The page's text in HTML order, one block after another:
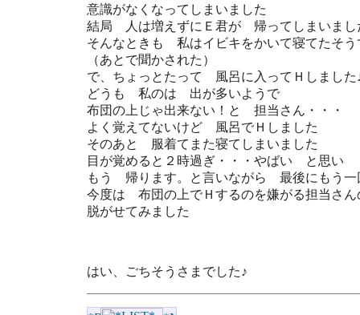
意識がなくなってしまいました
結局 人は増えずにＥ君が 帰ってしまいまし
そんなときも 私はイビキをかいて寝てたそう
（あとで聞かされた）
で、ちょっとたって 風呂に入ってＨしました
どうも 私のは 出が多いようで
布団の上じゃ出来ない！と 担当さん・・・
よく覚えてないけど 風呂でＨしました
そのあと 服着てまた寝てしまいました
目が覚めると２時過ぎ・・・やばい と思い
もう 帰ります。と言いながら 最後にもう一
今度は 布団の上でＨするのを嫌がる担当さん
脱がせてみました
はい、ごちそうさまでした♪